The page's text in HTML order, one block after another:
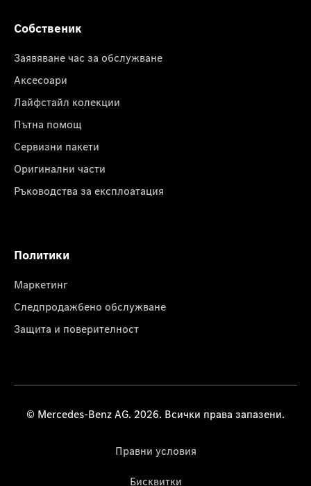
Собственик
Заявяване час за обслужване
Аксесоари
Лайфстайл колекции
Пътна помощ
Сервизни пакети
Оригинални части
Ръководства за експлоатация
Политики
Маркетинг
Следпродажбено обслужване
Защита и поверителност
© Mercedes-Benz AG. 2026. Всички права запазени.
Правни условия
Бисквитки